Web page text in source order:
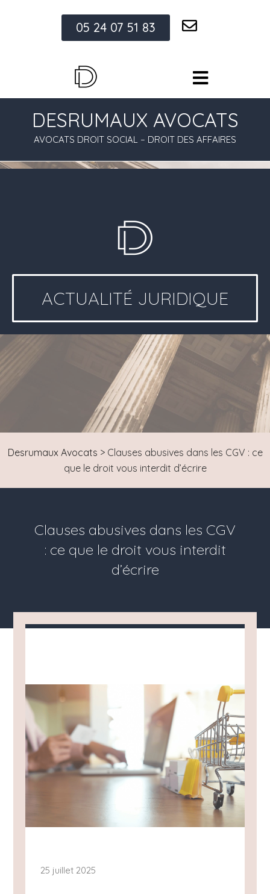
05 24 07 51 83
DESRUMAUX AVOCATS
AVOCATS DROIT SOCIAL – DROIT DES AFFAIRES
ACTUALITÉ JURIDIQUE
Desrumaux Avocats > Clauses abusives dans les CGV : ce
que le droit vous interdit d’écrire
Clauses abusives dans les CGV
: ce que le droit vous interdit
d’écrire
25 juillet 2025